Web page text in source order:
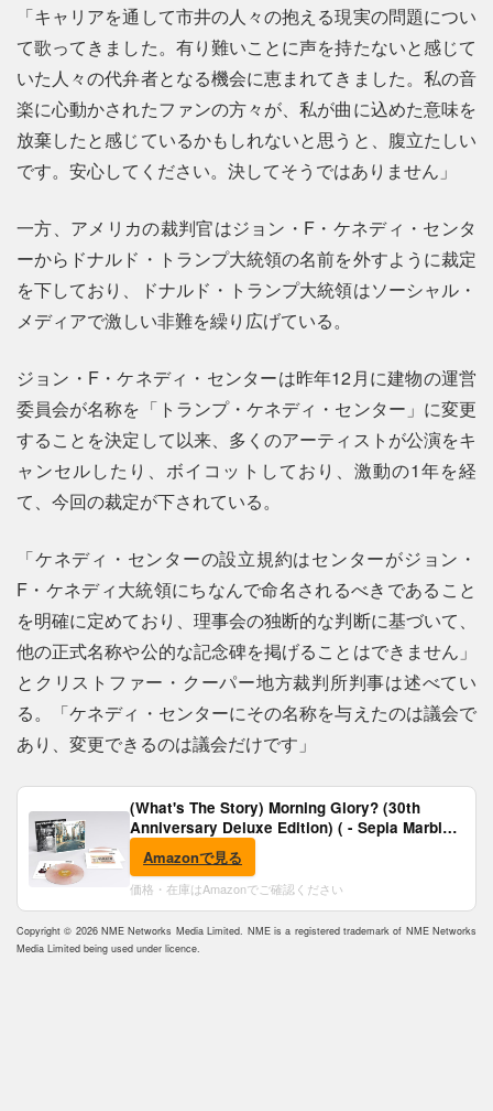
「キャリアを通して市井の人々の抱える現実の問題につい
て歌ってきました。有り難いことに声を持たないと感じて
いた人々の代弁者となる機会に恵まれてきました。私の音
楽に心動かされたファンの方々が、私が曲に込めた意味を
放棄したと感じているかもしれないと思うと、腹立たしい
です。安心してください。決してそうではありません」
一方、アメリカの裁判官はジョン・F・ケネディ・センタ
ーからドナルド・トランプ大統領の名前を外すように裁定
を下しており、ドナルド・トランプ大統領はソーシャル・
メディアで激しい非難を繰り広げている。
ジョン・F・ケネディ・センターは昨年12月に建物の運営
委員会が名称を「トランプ・ケネディ・センター」に変更
することを決定して以来、多くのアーティストが公演をキ
ャンセルしたり、ボイコットしており、激動の1年を経
て、今回の裁定が下されている。
「ケネディ・センターの設立規約はセンターがジョン・
F・ケネディ大統領にちなんで命名されるべきであること
を明確に定めており、理事会の独断的な判断に基づいて、
他の正式名称や公的な記念碑を掲げることはできません」
とクリストファー・クーパー地方裁判所判事は述べてい
る。「ケネディ・センターにその名称を与えたのは議会で
あり、変更できるのは議会だけです」
(What's The Story) Morning Glory? (30th
Anniversary Deluxe Edition) ( - Sepia Marble
Vinyl) [Analog]
Amazonで見る
価格・在庫はAmazonでご確認ください
Copyright © 2026 NME Networks Media Limited. NME is a registered trademark of NME Networks
Media Limited being used under licence.